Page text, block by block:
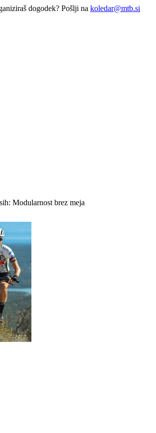
dogodek? Pošlji na koledar@mtb.si
Modularnost brez meja